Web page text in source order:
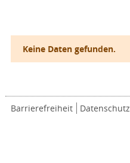
Keine Daten gefunden.
Barrierefreiheit Datenschutz